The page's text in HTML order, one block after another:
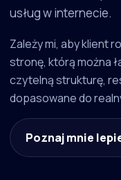
usług w internecie.
Zależy mi, aby klient
stronę, którą można
czytelną strukturę,
dopasowane do
Poznaj mnie